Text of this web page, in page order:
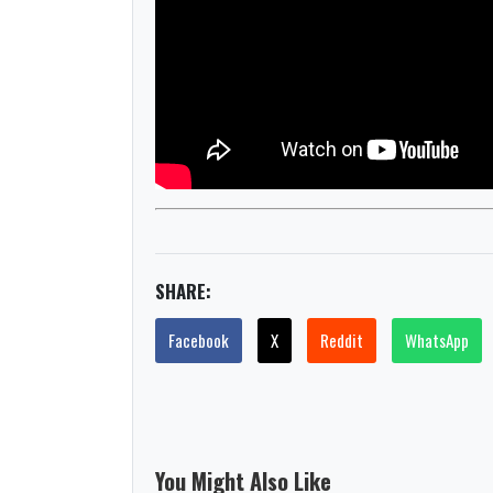
SHARE:
Facebook X Reddit WhatsApp
You Might Also Like